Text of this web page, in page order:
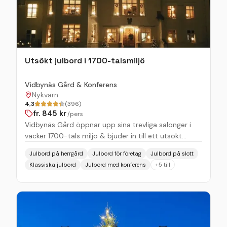
Utsökt julbord i 1700-talsmiljö
Vidbynäs Gård & Konferens
Nykvarn
4,3 (396)
fr. 845 kr/pers
Vidbynäs Gård öppnar upp sina trevliga salonger i
vacker 1700-tals miljö & bjuder in till ett utsökt
underbart utbud av vilda & traditionella smaker från
närliggande gårdar samt med väl utvalda råvaror.
Gården visar sig i julig skrud, vackert pyntad & låter
alla sinnen mjukstarta känslan av jul i våra vackra
miljöer. Vi börjar med att välkomna er till glöggmingel
i vår vackra miljö. Slå er ner i någon av våra salonger
& njut av julmusik & härligt sorl från vänner, familj,
Julbord på herrgård Julbord för företag
Julbord på slott
Klassiska julbord
Julbord med konferens +5 till